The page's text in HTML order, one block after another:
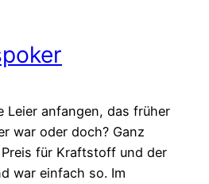
Leier anfangen, das früher
war oder doch? Ganz
für Kraftstoff und der
war einfach so. Im